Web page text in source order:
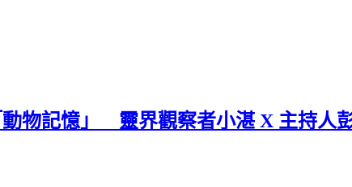
物記憶」 靈界觀察者小湛 X 主持人